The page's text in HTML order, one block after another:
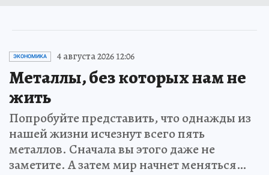
ЭКОНОМИКА 4 августа 2026 12:06
Металлы, без которых нам не
жить
Попробуйте представить, что однажды из
нашей жизни исчезнут всего пять
металлов. Сначала вы этого даже не
заметите. А затем мир начнет меняться…